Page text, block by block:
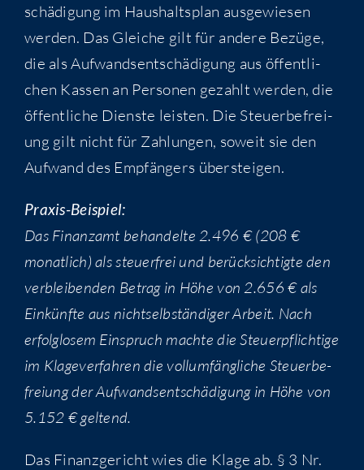
schä­di­gung im Haus­halts­plan aus­ge­wie­sen
wer­den. Das Glei­che gilt für ande­re Bezü­ge,
die als Auf­wands­ent­schä­di­gung aus öffent­li­
chen Kas­sen an Per­so­nen gezahlt wer­den, die
öffent­li­che Diens­te leis­ten. Die Steu­er­be­frei­
ung gilt nicht für Zah­lun­gen, soweit sie den
Auf­wand des Emp­fän­gers übersteigen.
Pra­xis-Bei­spiel:
Das Finanz­amt behan­del­te 2.496 € (208 €
monat­lich) als steu­er­frei und berück­sich­tig­te den
ver­blei­ben­den Betrag in Höhe von 2.656 € als
Ein­künf­te aus nicht­selb­stän­di­ger Arbeit. Nach
erfolg­lo­sem Ein­spruch mach­te die Steu­er­pflich­ti­ge
im Kla­ge­ver­fah­ren die voll­um­fäng­li­che Steu­er­be­
frei­ung der Auf­wands­ent­schä­di­gung in Höhe von
5.152 € geltend.
Das Finanz­ge­richt wies die Kla­ge ab. § 3 Nr.